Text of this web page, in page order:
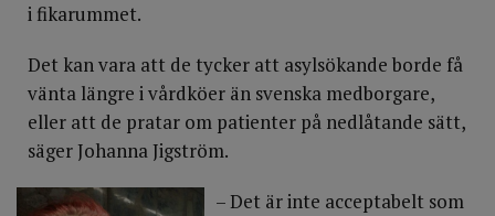
i fikarummet.
Det kan vara att de tycker att asylsökande borde få
vänta längre i vårdköer än svenska medborgare,
eller att de pratar om patienter på nedlåtande sätt,
säger Johanna Jigström.
– Det är inte acceptabelt som